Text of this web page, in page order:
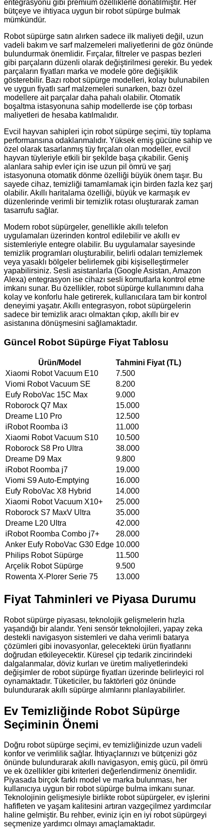
entegrasyonu gibi premium özelliklerle donatılmıştır. Her
bütçeye ve ihtiyaca uygun bir robot süpürge bulmak
mümkündür.
Robot süpürge satın alırken sadece ilk maliyeti değil, uzun
vadeli bakım ve sarf malzemeleri maliyetlerini de göz önünde
bulundurmak önemlidir. Fırçalar, filtreler ve paspas bezleri
gibi parçaların düzenli olarak değiştirilmesi gerekir. Bu yedek
parçaların fiyatları marka ve modele göre değişiklik
gösterebilir. Bazı robot süpürge modelleri, kolay bulunabilen
ve uygun fiyatlı sarf malzemeleri sunarken, bazı özel
modellere ait parçalar daha pahalı olabilir. Otomatik
boşaltma istasyonuna sahip modellerde ise çöp torbası
maliyetleri de hesaba katılmalıdır.
Evcil hayvan sahipleri için robot süpürge seçimi, tüy toplama
performansına odaklanmalıdır. Yüksek emiş gücüne sahip ve
özel olarak tasarlanmış tüy fırçaları olan modeller, evcil
hayvan tüyleriyle etkili bir şekilde başa çıkabilir. Geniş
alanlara sahip evler için ise uzun pil ömrü ve şarj
istasyonuna otomatik dönme özelliği büyük önem taşır. Bu
sayede cihaz, temizliği tamamlamak için birden fazla kez şarj
olabilir. Akıllı haritalama özelliği, büyük ve karmaşık ev
düzenlerinde verimli bir temizlik rotası oluşturarak zaman
tasarrufu sağlar.
Modern robot süpürgeler, genellikle akıllı telefon
uygulamaları üzerinden kontrol edilebilir ve akıllı ev
sistemleriyle entegre olabilir. Bu uygulamalar sayesinde
temizlik programları oluşturabilir, belirli odaları temizlemek
veya yasaklı bölgeler belirlemek gibi kişiselleştirmeler
yapabilirsiniz. Sesli asistanlarla (Google Asistan, Amazon
Alexa) entegrasyon ise cihazı sesli komutlarla kontrol etme
imkanı sunar. Bu özellikler, robot süpürge kullanımını daha
kolay ve konforlu hale getirerek, kullanıcılara tam bir kontrol
deneyimi yaşatır. Akıllı entegrasyon, robot süpürgelerin
sadece bir temizlik aracı olmaktan çıkıp, akıllı bir ev
asistanına dönüşmesini sağlamaktadır.
Güncel Robot Süpürge Fiyat Tablosu
Ürün/Model
Tahmini Fiyat (TL)
Xiaomi Robot Vacuum E10
7.500
Viomi Robot Vacuum SE
8.200
Eufy RoboVac 15C Max
9.000
Roborock Q7 Max
15.000
Dreame L10 Pro
12.500
iRobot Roomba i3
11.000
Xiaomi Robot Vacuum S10
10.500
Roborock S8 Pro Ultra
38.000
Dreame D9 Max
9.800
iRobot Roomba j7
19.000
Viomi S9 Auto-Emptying
16.000
Eufy RoboVac X8 Hybrid
14.000
Xiaomi Robot Vacuum X10+
25.000
Roborock S7 MaxV Ultra
35.000
Dreame L20 Ultra
42.000
iRobot Roomba Combo j7+
28.000
Anker Eufy RoboVac G30 Edge 10.000
Philips Robot Süpürge
11.500
Arçelik Robot Süpürge
9.500
Rowenta X-Plorer Serie 75
13.000
Fiyat Tahminleri ve Piyasa Durumu
Robot süpürge piyasası, teknolojik gelişmelerin hızla
yaşandığı bir alandır. Yeni sensör teknolojileri, yapay zeka
destekli navigasyon sistemleri ve daha verimli batarya
çözümleri gibi inovasyonlar, gelecekteki ürün fiyatlarını
doğrudan etkileyecektir. Küresel çip tedarik zincirindeki
dalgalanmalar, döviz kurları ve üretim maliyetlerindeki
değişimler de robot süpürge fiyatları üzerinde belirleyici rol
oynamaktadır. Tüketiciler, bu faktörleri göz önünde
bulundurarak akıllı süpürge alımlarını planlayabilirler.
Ev Temizliğinde Robot Süpürge
Seçiminin Önemi
Doğru robot süpürge seçimi, ev temizliğinizde uzun vadeli
konfor ve verimlilik sağlar. İhtiyaçlarınızı ve bütçenizi göz
önünde bulundurarak akıllı navigasyon, emiş gücü, pil ömrü
ve ek özellikler gibi kriterleri değerlendirmeniz önemlidir.
Piyasada birçok farklı model ve marka bulunması, her
kullanıcıya uygun bir robot süpürge bulma imkanı sunar.
Teknolojinin gelişmesiyle birlikte robot süpürgeler, ev işlerini
hafifleten ve yaşam kalitesini artıran vazgeçilmez yardımcılar
haline gelmiştir. Bu rehber, eviniz için en iyi robot süpürgeyi
seçmenize yardımcı olmayı amaçlamaktadır.